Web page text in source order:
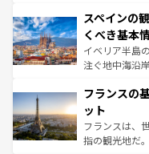
ろん、トスカ
景など、自然
ピザやパスタ
できる。朝目
なお、新着の
しい。
スペインの
くべき基本
イベリア半島
注ぐ地中海沿
文化が根付く
れる闘牛、そ
る。首都マド
アートに溢れ
フランスの
ット
フランスは、
指の観光地だ